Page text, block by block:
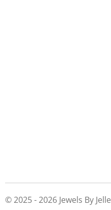
© 2025 - 2026 Jewels By Jelle